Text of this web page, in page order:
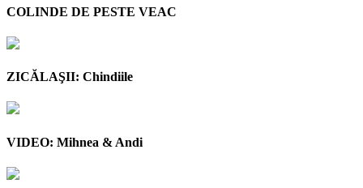
COLINDE DE PESTE VEAC
ZICĂLAŞII: Chindiile
VIDEO: Mihnea & Andi